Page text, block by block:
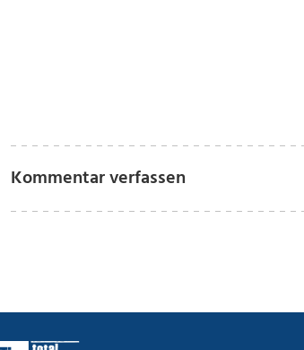
Kommentar verfassen